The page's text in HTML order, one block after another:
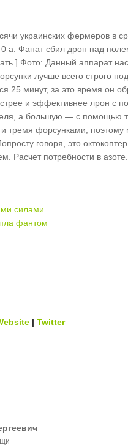
украинских фермеров в
a. Фанат сбил дрон над
] Фото: Данный аппарат
лучше всего строго
25 минут, за это время он
и эффективнее лрон с
а большую — с помощью
форсунками, поэтому
говоря, это
Расчет потребности в азоте.
силами
фантом
|Twitter